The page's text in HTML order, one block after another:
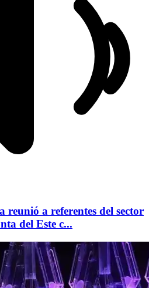
reunió a referentes del sector
del Este c...